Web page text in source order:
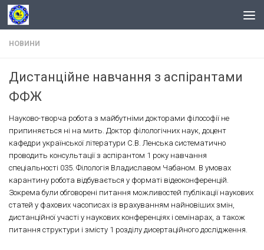
Skip to content
НОВИНИ
Дистанційне навчання з аспірантами
ФФЖ
Науково-творча робота з майбутніми докторами філософії не
припиняється ні на мить. Доктор філологічних наук, доцент
кафедри української літератури С.В. Ленська систематично
проводить консультації з аспірантом 1 року навчання
спеціальності 035. Філологія Владиславом Чабаном. В умовах
карантину робота відбувається у форматі відеоконференцій.
Зокрема були обговорені питання можливостей публікації наукових
статей у фахових часописах із врахуванням найновіших змін,
дистанційної участі у наукових конференціях і семінарах, а також
питання структури і змісту 1 розділу дисертаційного дослідження.